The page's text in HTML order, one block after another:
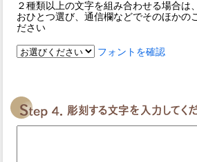
２種類以上の文字を組み合わせる場合は
おひとつ選び、通信欄などでそのほかの
ださい
フォントを確認